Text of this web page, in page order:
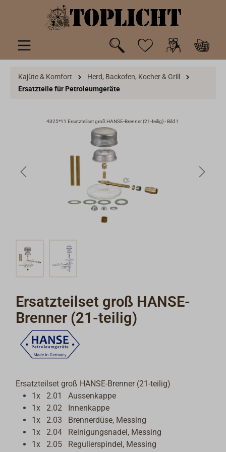
springen
Kajüte & Komfort
Herd, Backofen, Kocher & Grill
Ersatzteile für Petroleumgeräte
4325*11 Ersatzteilset groß HANSE-Brenner (21-teilig) - Bild 1
Ersatzteilset groß HANSE-
Brenner (21-teilig)
Ersatzteilset groß HANSE-Brenner (21-teilig)
1x 2.01 Aussenkappe
1x 2.02 Innenkappe
1x 2.03 Brennerdüse, Messing
1x 2.04 Reinigungsnadel, Messing
1x 2.05 Regulierspindel, Messing